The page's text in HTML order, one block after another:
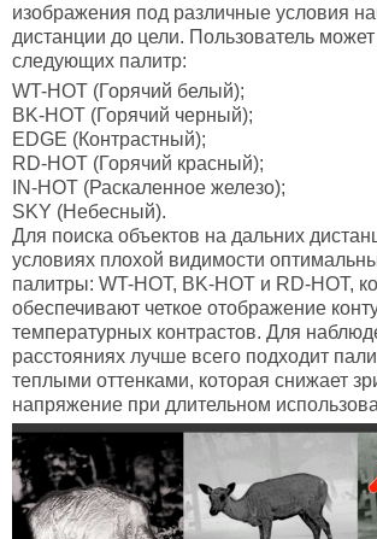
изображения под различные условия
дистанции до цели. Пользователь
следующих палитр:
WT-HOT (Горячий белый);
BK-HOT (Горячий черный);
EDGE (Контрастный);
RD-HOT (Горячий красный);
IN-HOT (Раскаленное железо);
SKY (Небесный).
Для поиска объектов на дальних
условиях плохой видимости
палитры: WT-HOT, BK-HOT и RD-HOT,
обеспечивают четкое отображение
температурных контрастов. Для
расстояниях лучше всего подходит
теплыми оттенками, которая снижает
напряжение при длительном